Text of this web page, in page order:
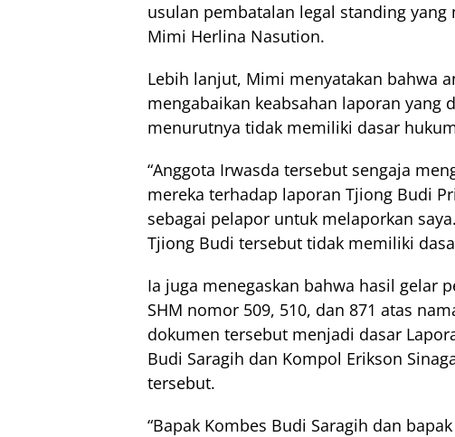
usulan pembatalan legal standing
Mimi Herlina Nasution.
Lebih lanjut, Mimi menyatakan bahwa
mengabaikan keabsahan laporan yang
menurutnya tidak memiliki dasar
“Anggota Irwasda tersebut sengaja
mereka terhadap laporan Tjiong Budi
sebagai pelapor untuk melaporkan
Tjiong Budi tersebut tidak memiliki
Ia juga menegaskan bahwa hasil gelar
SHM nomor 509, 510, dan 871 atas
dokumen tersebut menjadi dasar
Budi Saragih dan Kompol Erikson
tersebut.
“Bapak Kombes Budi Saragih dan